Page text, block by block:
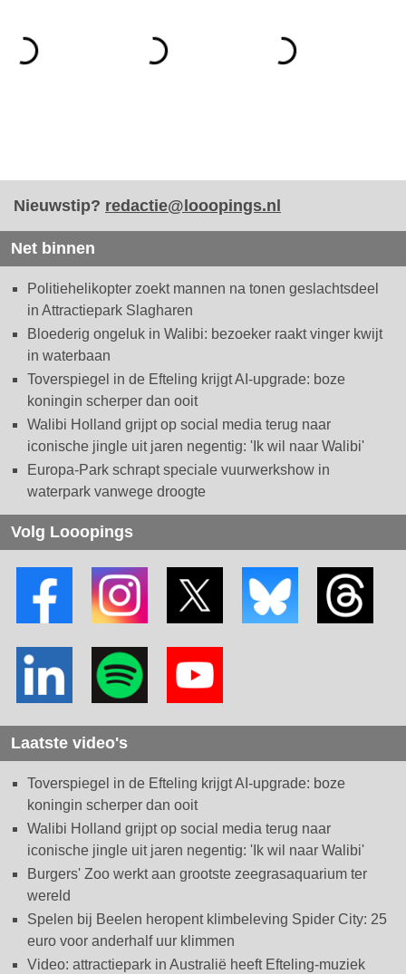
Nieuwstip? redactie@looopings.nl
Net binnen
Politiehelikopter zoekt mannen na tonen geslachtsdeel
in Attractiepark Slagharen
Bloederig ongeluk in Walibi: bezoeker raakt vinger kwijt
in waterbaan
Toverspiegel in de Efteling krijgt AI-upgrade: boze
koningin scherper dan ooit
Walibi Holland grijpt op social media terug naar
iconische jingle uit jaren negentig: 'Ik wil naar Walibi'
Europa-Park schrapt speciale vuurwerkshow in
waterpark vanwege droogte
Volg Looopings
Laatste video's
Toverspiegel in de Efteling krijgt AI-upgrade: boze
koningin scherper dan ooit
Walibi Holland grijpt op social media terug naar
iconische jingle uit jaren negentig: 'Ik wil naar Walibi'
Burgers' Zoo werkt aan grootste zeegrasaquarium ter
wereld
Spelen bij Beelen heropent klimbeleving Spider City: 25
euro voor anderhalf uur klimmen
Video: attractiepark in Australië heeft Efteling-muziek